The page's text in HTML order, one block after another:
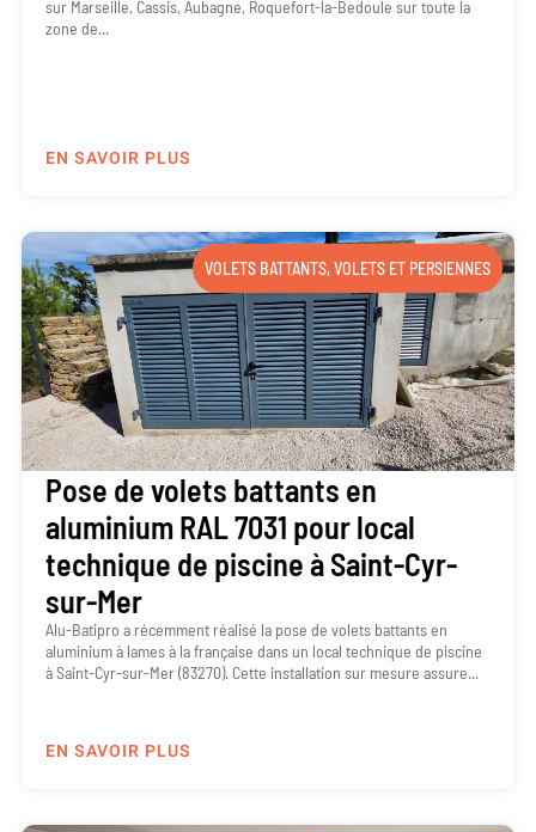
sur Marseille, Cassis, Aubagne, Roquefort-la-Bedoule sur toute la
zone de...
EN SAVOIR PLUS
VOLETS BATTANTS,VOLETS ET PERSIENNES
Pose de volets battants en
aluminium RAL 7031 pour local
technique de piscine à Saint-Cyr-
sur-Mer
Alu-Batipro a récemment réalisé la pose de volets battants en
aluminium à lames à la française dans un local technique de piscine
à Saint-Cyr-sur-Mer (83270). Cette installation sur mesure assure...
EN SAVOIR PLUS